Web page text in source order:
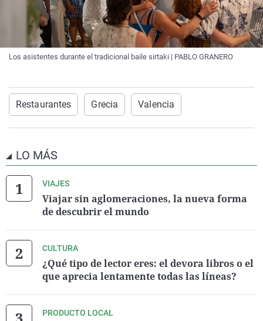
Los asistentes durante el tradicional baile sirtaki | PABLO GRANERO
Restaurantes Grecia Valencia
LO MÁS
VIAJES
Viajar sin aglomeraciones, la nueva forma
de descubrir el mundo
CULTURA
¿Qué tipo de lector eres: el devora libros o el
que aprecia lentamente todas las líneas?
PRODUCTO LOCAL